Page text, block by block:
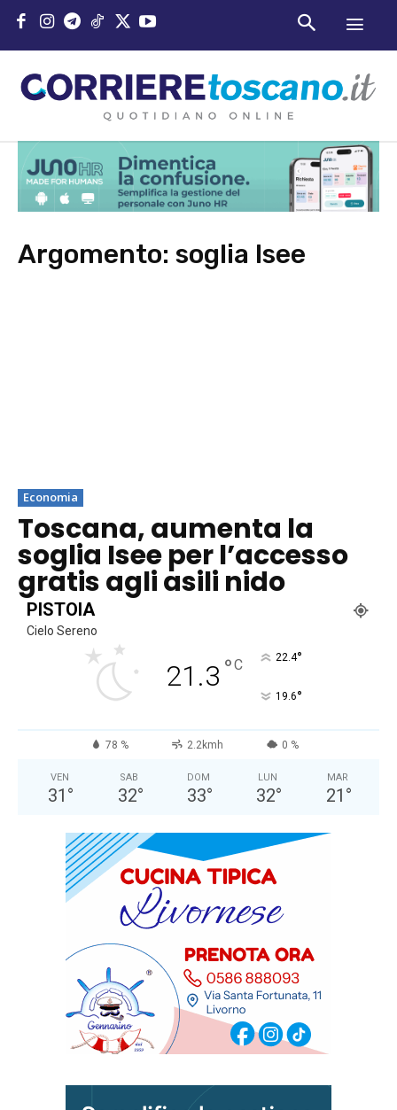
Argomento: soglia Isee
Economia
Toscana, aumenta la
soglia Isee per l’accesso
gratis agli asili nido
PISTOIA
Cielo Sereno
21.3 °C 22.4°
19.6°
78 % 2.2kmh 0 %
VEN
31 °
SAB
32°
DOM
33°
LUN
32°
MAR
21 °